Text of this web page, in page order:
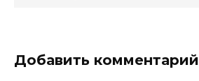
Добавить комментарий